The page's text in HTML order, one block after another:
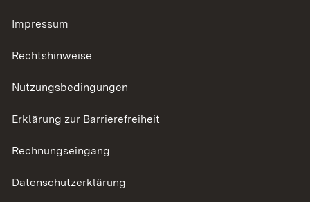
Impressum
Rechtshinweise
Nutzungsbedingungen
Erklärung zur Barrierefreiheit
Rechnungseingang
Datenschutzerklärung